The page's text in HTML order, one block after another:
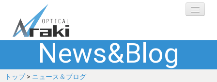
選ばれる理由
ブランド
News&Blog
トップ> ニュース＆ブログ